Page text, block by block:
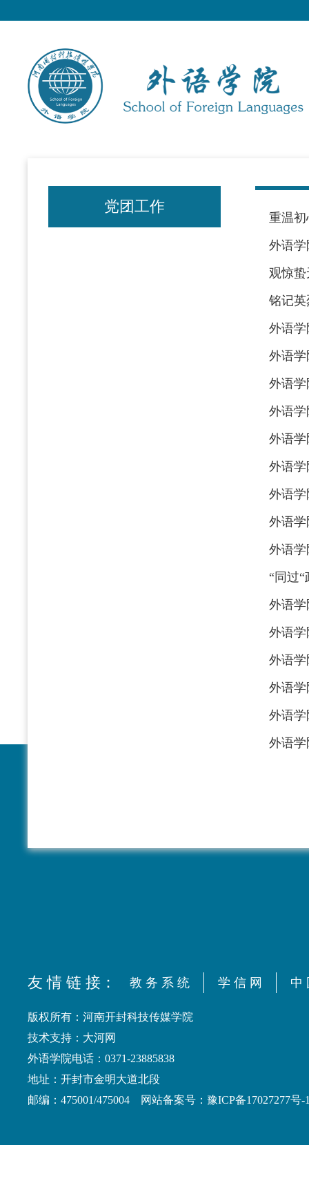
党团工作
重温
外语学
观惊
铭记
外语学
外语
外语
外语
外语学
外语学
外语
外语
外语学
“同过
外语
外语
外语
外语
外语
外语
友 情 链 接： 教 务 系 统 学 信 网 中
版权所有：河南开封科技传媒学院
技术支持：大河网
外语学院电话：0371-23885838
地址：开封市金明大道北段
邮编：475001/475004 网站备案号：豫ICP备17027277号-